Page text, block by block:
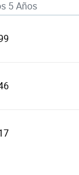
5 Años